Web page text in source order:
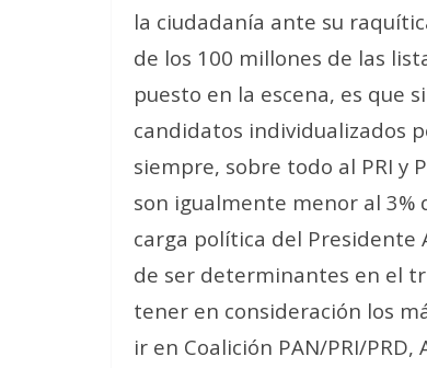
la ciudadanía ante su
de los 100 millones de las
puesto en la escena, es que
candidatos individualizados
siempre, sobre todo al PRI y
son igualmente menor al 3%
carga política del Presidente
de ser determinantes en el
tener en consideración los
ir en Coalición PAN/PRI/